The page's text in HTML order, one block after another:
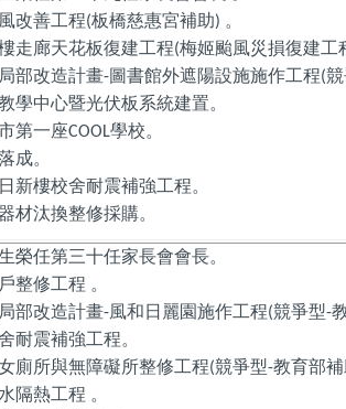
改善工程(板橋慈惠宮補助) 。
走廊天花板復建工程(梅姬颱風災損復建工
部改造計畫-圖書館外遮陽設施施作工程(
學中心暨光伏板系統建置。
第一座COOL學校。
成。
新樓校舍耐震補強工程。
材汰換整修採購。
榮任第三十任家長會會長。
整修工程 。
部改造計畫-風和日麗園施作工程(競爭型-
耐震補強工程。
廁所與無障礙所整修工程(競爭型-教育部
隔熱工程 。